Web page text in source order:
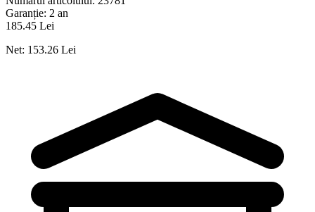
Garanție: 2 an
185.45 Lei
Net: 153.26 Lei